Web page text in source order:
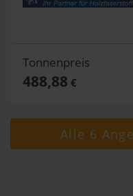
Tonnenpreis
488,88 €
Alle 6